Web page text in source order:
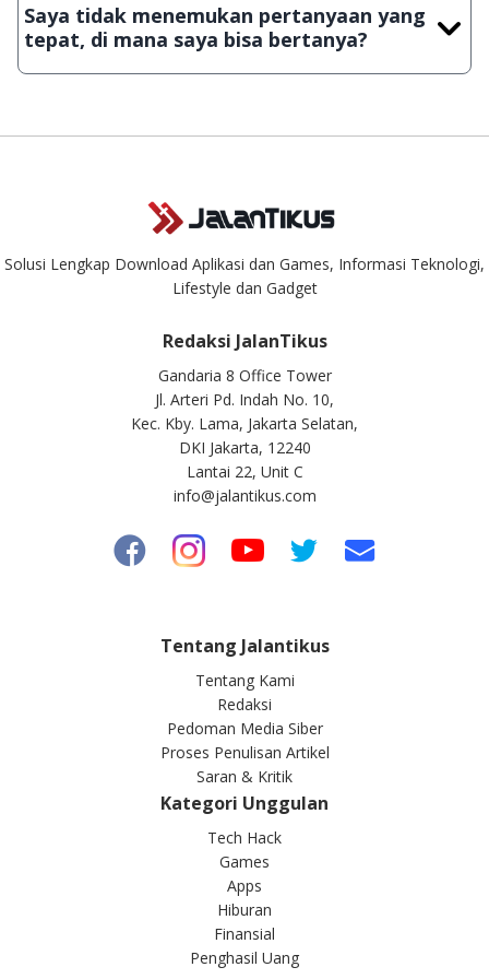
download secara manual, sehingga kuota sebesar ribuan
aplikasi & games tidak dapat tercapai dalam waktu yang
singkat.
Saya tidak menemukan pertanyaan yang
tepat, di mana saya bisa bertanya?
Kami dengan senang hati menjawab setiap pertanyaan yang
Solusi Lengkap Download Aplikasi dan Games, Informasi Teknologi,
Lifestyle dan Gadget
Redaksi JalanTikus
Gandaria 8 Office Tower
Jl. Arteri Pd. Indah No. 10,
Kec. Kby. Lama, Jakarta Selatan,
DKI Jakarta, 12240
Lantai 22, Unit C
info@jalantikus.com
Tentang Jalantikus
Tentang Kami
Redaksi
Pedoman Media Siber
Proses Penulisan Artikel
Saran & Kritik
Kategori Unggulan
Tech Hack
Games
Apps
Hiburan
Finansial
Penghasil Uang